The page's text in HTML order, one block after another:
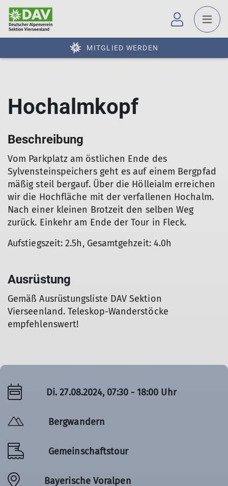
MITGLIED WERDEN
Hochalmkopf
Beschreibung
Vom Parkplatz am östlichen Ende des
Sylvensteinspeichers geht es auf einem Bergpfad
mäßig steil bergauf. Über die Hölleialm erreichen
wir die Hochfläche mit der verfallenen Hochalm.
Nach einer kleinen Brotzeit den selben Weg
zurück. Einkehr am Ende der Tour in Fleck.
Aufstiegszeit: 2.5h, Gesamtgehzeit: 4.0h
Ausrüstung
Gemäß Ausrüstungsliste DAV Sektion
Vierseenland. Teleskop-Wanderstöcke
empfehlenswert!
Di. 27.08.2024, 07:30 - 18:00 Uhr
Bergwandern
Gemeinschaftstour
Bayerische Voralpen